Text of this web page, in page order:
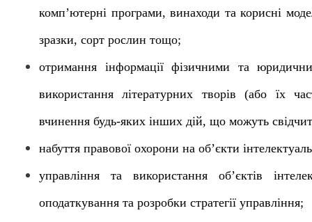
комп’ютерні програми, винаходи та корисні
зразки, сорт рослин тощо;
отримання інформації фізичними та
використання літературних творів (або їх
вчинення будь-яких інших дій, що можуть
набуття правової охорони на об’єкти
управління та використання об’єктів
оподаткування та розробки стратегії управління;